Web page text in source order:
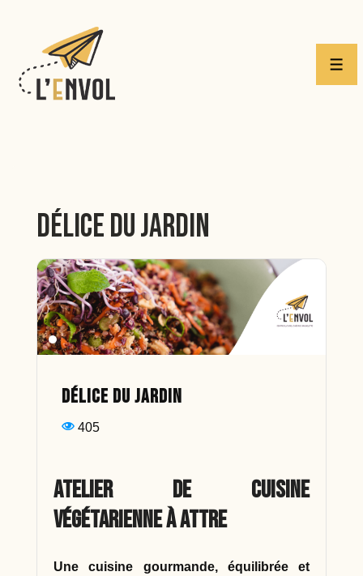
contenu
principal
Délice du jardin
Délice du jardin
405
Atelier de cuisine
végétarienne à Attre
Une cuisine gourmande, équilibrée et